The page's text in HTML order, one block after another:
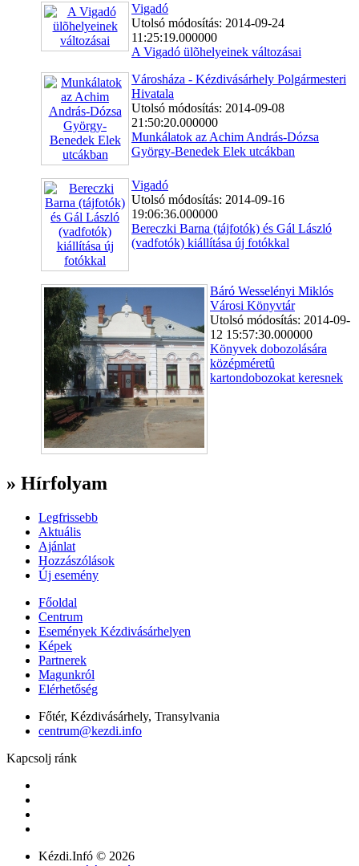
Vigadó
Utolsó módosítás: 2014-09-24
11:25:19.000000
A Vigadó ülõhelyeinek változásai
Városháza - Kézdivásárhely Polgármesteri
Hivatala
Utolsó módosítás: 2014-09-08
21:50:20.000000
Munkálatok az Achim András-Dózsa
György-Benedek Elek utcákban
Vigadó
Utolsó módosítás: 2014-09-16
19:06:36.000000
Bereczki Barna (tájfotók) és Gál László
(vadfotók) kiállítása új fotókkal
Báró Wesselényi Miklós
Városi Könyvtár
Utolsó módosítás: 2014-09-
12 15:57:30.000000
Könyvek dobozolására
középméretû
kartondobozokat keresnek
» Hírfolyam
Legfrissebb
Aktuális
Ajánlat
Hozzászólások
Új esemény
Főoldal
Centrum
Események Kézdivásárhelyen
Képek
Partnerek
Magunkról
Elérhetőség
Főtér, Kézdivásárhely, Transylvania
centrum@kezdi.info
Kapcsolj ránk
Kézdi.Infó © 2026